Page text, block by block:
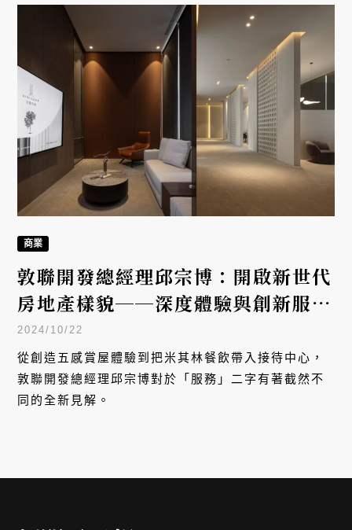
商業
敦聯開發總經理邱宗博：開啟新世代
房地產樣貌──深度體驗與創新服
務，缺一不可！
2024/10/22
從創造五感賞屋體驗到把米其林餐飲帶入接待中心，
敦聯開發總經理邱宗博對於「服務」二字有著截然不
同的全新見解。